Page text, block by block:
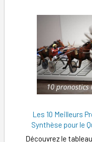
Les 10 Meilleurs
Synthèse pour le
Découvrez le